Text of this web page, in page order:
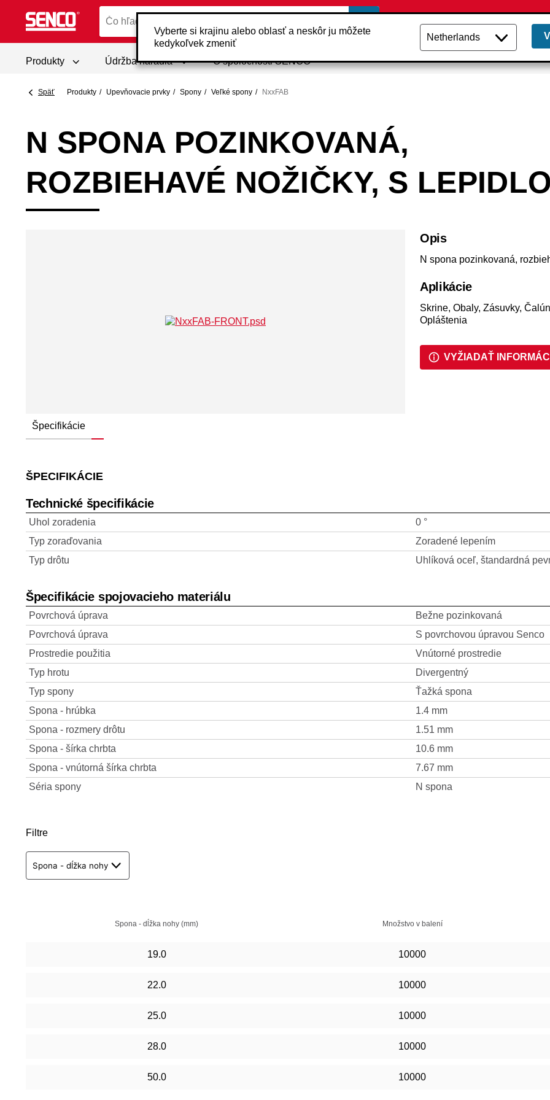
Vyberte si krajinu alebo oblasť a neskôr ju môžete
kedykoľvek zmeniť
Produkty Údržba náradia O spoločnosti SENCO
Späť Produkty Upevňovacie prvky Spony Veľké spony NxxFAB
N SPONA POZINKOVANÁ,
ROZBIEHAVÉ NOŽIČKY, S
Opis
N spona pozinkovaná,
Aplikácie
Skrine, Obaly, Zásuvky,
Opláštenia
VYŽIADAŤ
Špecifikácie
ŠPECIFIKÁCIE
Technické špecifikácie
Uhol zoradenia
0 °
Typ zoraďovania
Zoradené lepením
Typ drôtu
Uhlíková oceľ, štandardná
Špecifikácie spojovacieho materiálu
Povrchová úprava
Bežne pozinkovaná
Povrchová úprava
S povrchovou úpravou Senco
Prostredie použitia
Vnútorné prostredie
Typ hrotu
Divergentný
Typ spony
Ťažká spona
Spona - hrúbka
1.4 mm
Spona - rozmery drôtu
1.51 mm
Spona - šírka chrbta
10.6 mm
Spona - vnútorná šírka chrbta
7.67 mm
Séria spony
N spona
Filtre
Spona - dĺžka nohy
Spona - dĺžka nohy (mm) Množstvo v balení
19.0 10000
22.0 10000
25.0 10000
28.0 10000
50.0 10000